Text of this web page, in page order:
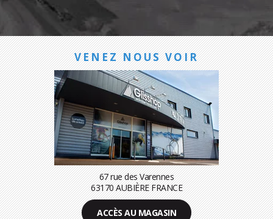
VENEZ NOUS VOIR
67 rue des Varennes
63170 AUBIÈRE FRANCE
ACCÈS AU MAGASIN